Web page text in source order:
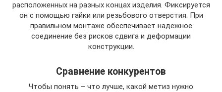
расположенных на разных концах изделия. Фиксируется
он с помощью гайки или резьбового отверстия. При
правильном монтаже обеспечивает надежное
соединение без рисков сдвига и деформации
конструкции.
Сравнение конкурентов
Чтобы понять – что лучше, какой метиз нужно